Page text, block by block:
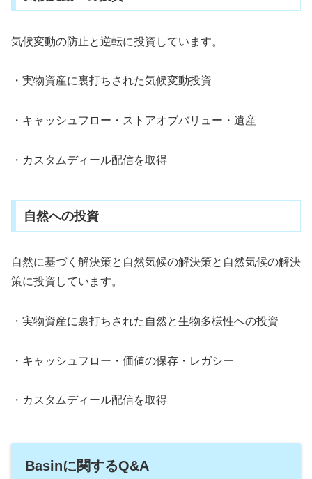
気候変動の防止と逆転に投資しています。
・実物資産に裏打ちされた気候変動投資
・キャッシュフロー・ストアオブバリュー・遺産
・カスタムディール配信を取得
自然への投資
自然に基づく解決策と自然気候の解決策と自然気候の解決
策に投資しています。
・実物資産に裏打ちされた自然と生物多様性への投資
・キャッシュフロー・価値の保存・レガシー
・カスタムディール配信を取得
Basinに関するQ&A